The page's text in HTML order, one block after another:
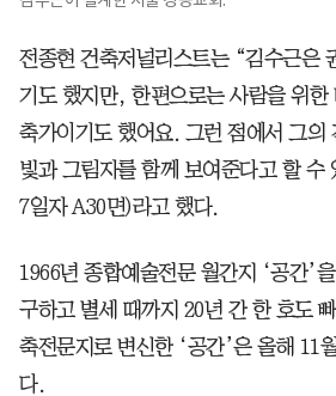
전종현 건축저널리스트는 “김수근은
기도 했지만, 한편으로는 사람을 위한
축가이기도 했어요. 그런 점에서 그의
빛과 그림자를 함께 보여준다고 할 수
7일자 A30면)라고 했다.
1966년 종합예술전문 월간지 ‘공간’
구하고 별세 때까지 20년 간 한 호도
축전문지로 변신한 ‘공간’은 올해 11
다.